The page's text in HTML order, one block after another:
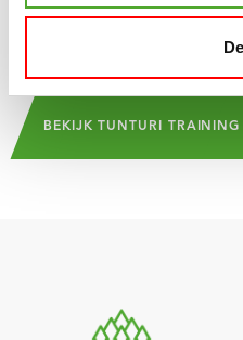
BEKIJK TUNTURI TRAINING